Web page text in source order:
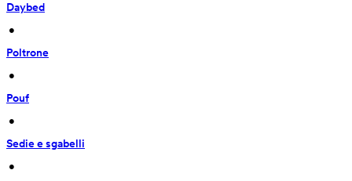
Daybed
•
Poltrone
•
Pouf
•
Sedie e sgabelli
•